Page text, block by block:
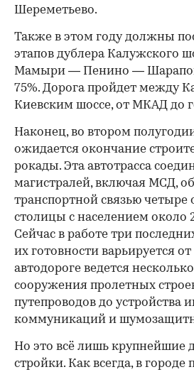
Шереметьево.
Также в этом году должны
этапов дублера Калужского
Мамыри — Пенино —
75%. Дорога пройдет между
Киевским шоссе, от МКАД до
Наконец, во втором
ожидается окончание
рокады. Эта автотрасса
магистралей, включая МСД,
транспортной связью четыре
столицы с населением около
Сейчас в работе три
их готовности варьируется
автодороге ведется
сооружения пролетных
путепроводов до устройства
коммуникаций и
Но это всё лишь крупнейшие
стройки. Как всегда, в